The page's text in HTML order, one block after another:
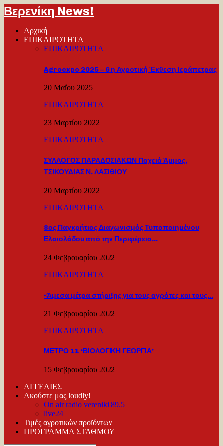
Βερενίκη News!
Αρχική
ΕΠΙΚΑΙΡΟΤΗΤΑ
ΕΠΙΚΑΙΡΟΤΗΤΑ
Agroexpo 2025 – 6 η Αγροτική Έκθεση Ιεράπετρας
20 Μαΐου 2025
ΕΠΙΚΑΙΡΟΤΗΤΑ
23 Μαρτίου 2022
ΕΠΙΚΑΙΡΟΤΗΤΑ
ΣΥΛΛΟΓΟΣ ΠΑΡΑΔΟΣΙΑΚΩΝ Παχειά Άμμος,
ΤΣΙΚΟΥΔΙΑΣ Ν. ΛΑΣΙΘΙΟΥ
20 Μαρτίου 2022
ΕΠΙΚΑΙΡΟΤΗΤΑ
8ος Παγκρήτιος Διαγωνισμός Τυποποιημένου
Ελαιολάδου από την Περιφέρεια…
24 Φεβρουαρίου 2022
ΕΠΙΚΑΙΡΟΤΗΤΑ
«Άμεσα μέτρα στήριξης για τους αγρότες και τους…
21 Φεβρουαρίου 2022
ΕΠΙΚΑΙΡΟΤΗΤΑ
ΜΕΤΡΟ 11 ‘ΒΙΟΛΟΓΙΚΗ ΓΕΩΡΓΙΑ’
15 Φεβρουαρίου 2022
ΑΓΓΕΛΙΕΣ
Ακούστε μας loudly!
On air radio vereniki 89.5
live24
Τιμές αγροτικών προϊόντων
ΠΡΟΓΡΑΜΜΑ ΣΤΑΘΜΟΥ